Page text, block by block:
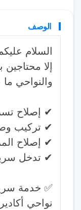
الوصف
السلام
إلا
والنواحي ما
✔ إصلاح
✔ تركيب
✔ إصلاح
✔ تدخل
✅ خدمة
نواحي أكادير